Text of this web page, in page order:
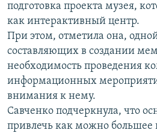
подготовка проекта музея,
как интерактивный центр.
При этом, отметила она,
составляющих в создании
необходимость проведения
информационных
внимания к нему.
Савченко подчеркнула, что
привлечь как можно